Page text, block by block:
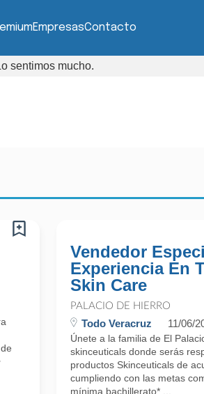
EmpresasContacto
sentimos mucho.
Vendedor
Experiencia En
Skin Care
PALACIO DE HIERRO
Todo Veracruz 11/06/
Únete a la familia de El
skinceuticals donde serás
productos Skinceuticals de
cumpliendo con las metas
mínima bachillerato* ...